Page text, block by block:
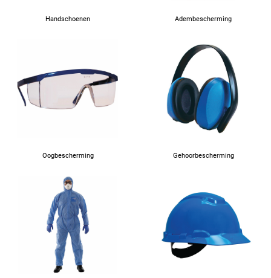
Handschoenen Adembescherming
Oogbescherming Gehoorbescherming